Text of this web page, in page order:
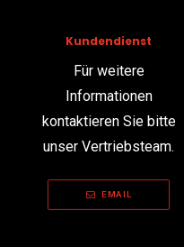
Kundendienst
Für weitere
Informationen
kontaktieren Sie bitte
unser Vertriebsteam.
EMAIL